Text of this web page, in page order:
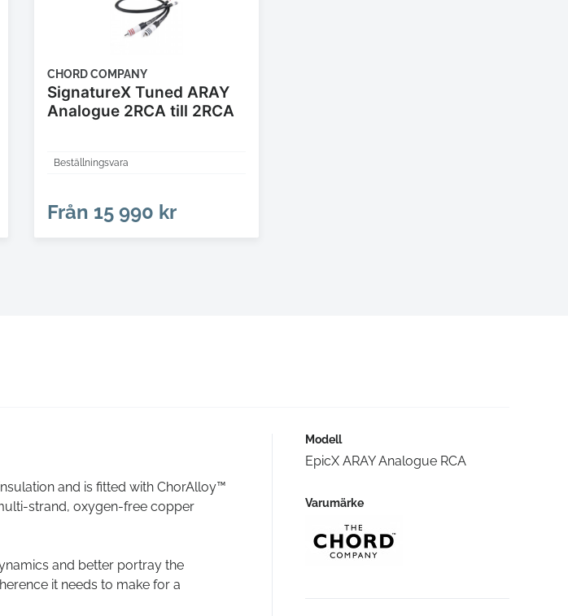
CHORD COMPANY
SignatureX Tuned ARAY
Analogue 2RCA till 2RCA
Beställningsvara
Från 15 990 kr
and is fitted with ChorAlloy™
strand, oxygen-free copper
and better portray the
it needs to make for a
Modell
EpicX ARAY Analogue RCA
Varumärke